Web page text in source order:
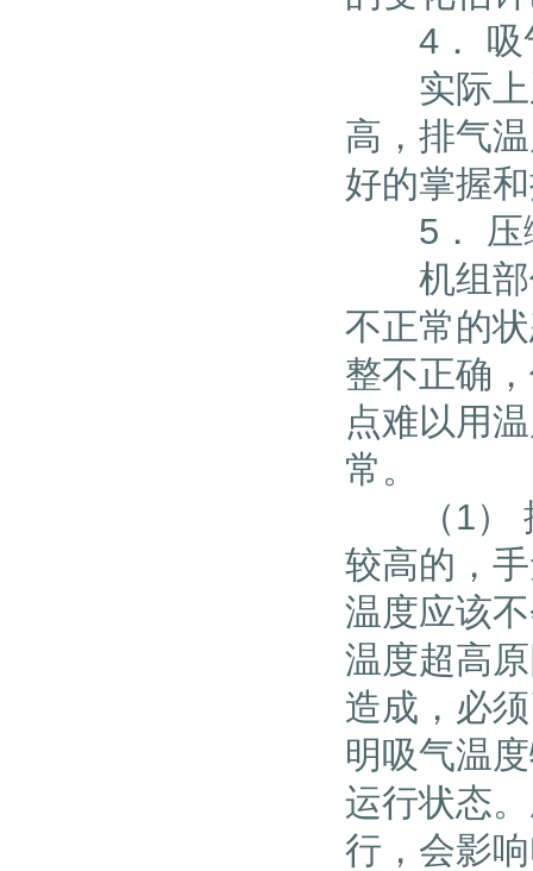
4． 吸
实际上系
高，排气
好的掌握
5． 压缩
机组部件
不正常的
整不正确
点难以用
常。
（1） 排
较高的，
温度应该
温度超高
造成，必
明吸气温
运行状态
行，会影